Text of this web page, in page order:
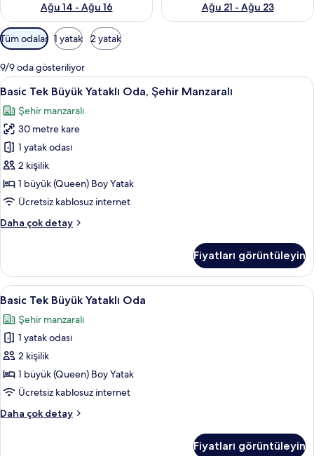
Ağu 14 - Ağu 16
Ağu 21 - Ağu 23
Odalar
için
mevcut
filtreler
Tüm odalar 1 yatak 2 yatak
9/9 oda gösteriliyor
Basic
Tek
Büyük
Yataklı
Oda,
Şehir
Manzaralı
için
fotoğrafları
Basic Tek Büyük Yataklı Oda, Şehir
4
Basic Tek Büyük Yataklı Oda, Şehir Manzaralı
Şehir manzaralı
30 metre kare
1 yatak odası
2 kişilik
1 büyük (Queen) Boy Yatak
Ücretsiz kablosuz internet
Daha çok detay
Basic
Oda,
Şehir
Manzaralı
daha
fazla
detay
Fiyatları görüntüleyin
Basic
Tek
Büyük
Yataklı
Oda
için
tüm
görün
Kuştüyü yorgan, minibar, odada kasa,
6
Basic Tek Büyük Yataklı Oda
Şehir manzaralı
1 yatak odası
2 kişilik
1 büyük (Queen) Boy Yatak
Ücretsiz kablosuz internet
Daha çok detay
Basic
Fiyatları görüntüleyin